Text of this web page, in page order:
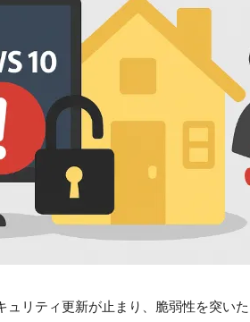
リティ更新が止まり、脆弱性を突い